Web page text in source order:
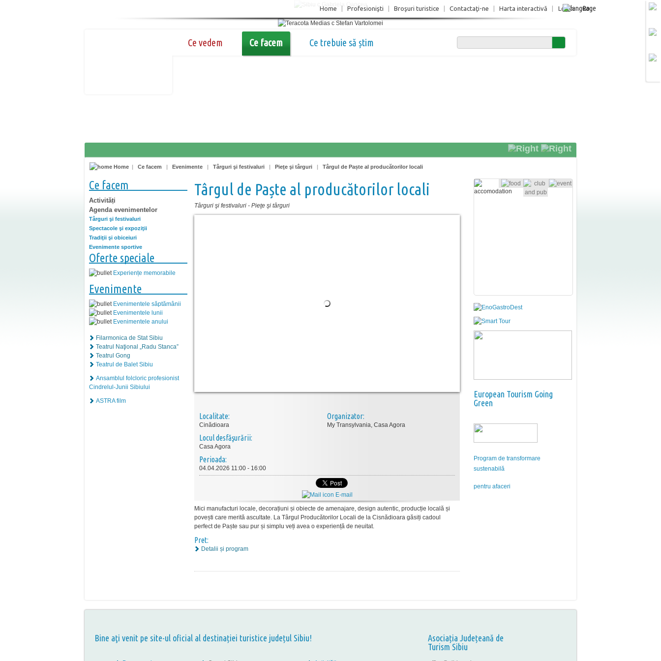
Login Ro
Home Profesionişti Broşuri turistice Contactaţi-ne Harta interactivă
Ce vedem Ce facem Ce trebuie să știm
Home | Ce facem | Evenimente | Târguri şi festivaluri | Pieţe şi târguri | Târgul de Paște al producătorilor locali
Ce facem
Activități
Agenda evenimentelor
Târguri şi festivaluri
Spectacole şi expoziţii
Tradiţii şi obiceiuri
Evenimente sportive
Oferte speciale
Experiențe memorabile
Evenimente
Evenimentele săptămânii
Evenimentele lunii
Evenimentele anului
Filarmonica de Stat Sibiu
Teatrul Naţional „Radu Stanca”
Teatrul Gong
Teatrul de Balet Sibiu
Ansamblul folcloric profesionist
Cindrelul-Junii Sibiului
ASTRA film
Târgul de Paște al producătorilor locali
Târguri şi festivaluri - Pieţe şi târguri
Localitate:
Cinădioara
Locul desfăşurării:
Casa Agora
Perioada:
04.04.2026 11:00 - 16:00
Organizator:
My Transylvania, Casa Agora
E-mail
Mici manufacturi locale, decorațiuni și obiecte de amenajare, design autentic, producție locală și
povești care merită ascultate. La Târgul Producătorilor Locali de la Cisnădioara găsiți cadoul
perfect de Paște sau pur și simplu veți avea o experiență de neuitat.
Pret:
Detalii și program
European Tourism Going
Green
Program de transformare
sustenabilă
pentru afaceri
Bine aţi venit pe site-ul oficial al destinației turistice județul Sibiu!
Asociația Județeană de
Turism Sibiu